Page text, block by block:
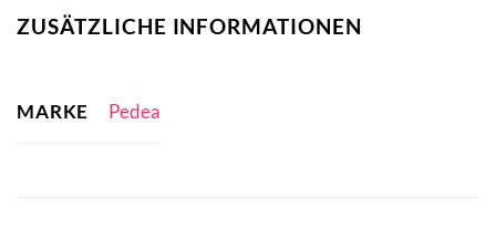
ZUSÄTZLICHE INFORMATIONEN
MARKE Pedea